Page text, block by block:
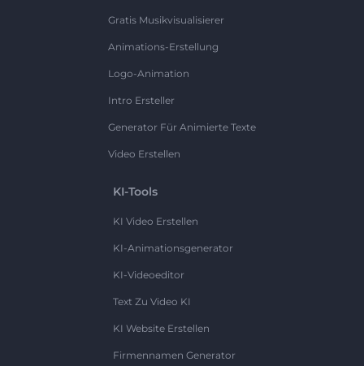
Gratis Musikvisualisierer
Animations-Erstellung
Logo-Animation
Intro Ersteller
Generator Für Animierte Texte
Video Erstellen
KI-Tools
KI Video Erstellen
KI-Animationsgenerator
KI-Videoeditor
Text Zu Video KI
KI Website Erstellen
Firmennamen Generator